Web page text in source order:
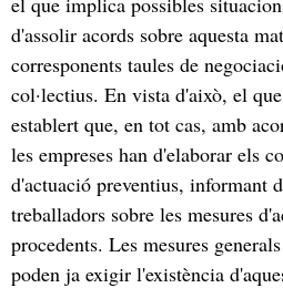
d'assolir acords sobre aquesta
corresponents taules de
col·lectius. En vista d'això, el
establert que, en tot cas, amb
les empreses han d'elaborar els
d'actuació preventius, informant
treballadors sobre les mesures
procedents. Les mesures
poden ja exigir l'existència